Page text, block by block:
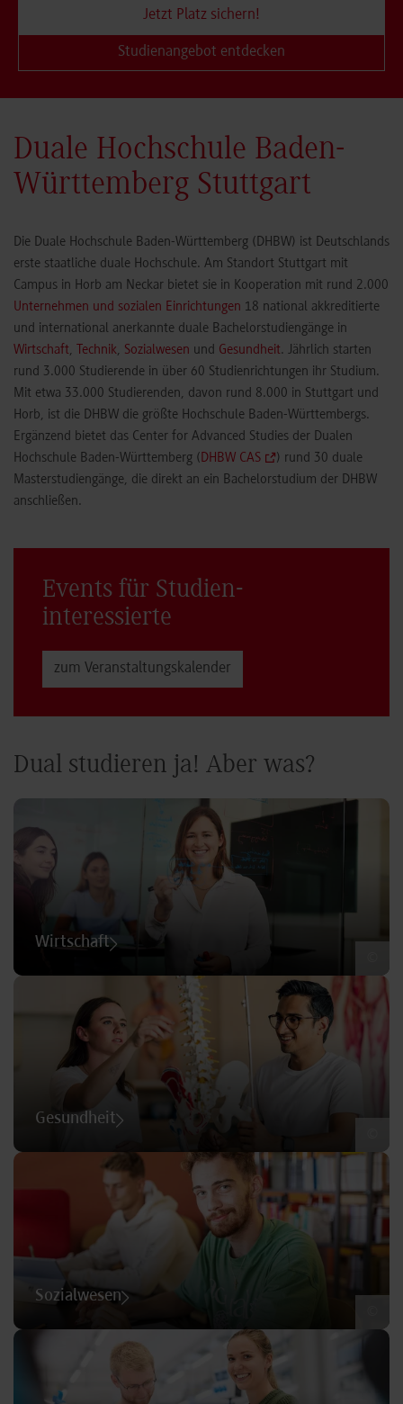
Jetzt Platz sichern!
Studienangebot entdecken
Duale Hochschule Baden-
Württemberg Stuttgart
Die Duale Hochschule Baden-Württemberg (DHBW) ist Deutschlands
erste staatliche duale Hochschule. Am Standort Stuttgart mit
Campus in Horb am Neckar bietet sie in Kooperation mit rund 2.000
Unternehmen und sozialen Einrichtungen 18 national akkreditierte
und international anerkannte duale Bachelorstudiengänge in
Wirtschaft, Technik, Sozialwesen und Gesundheit. Jährlich starten
rund 3.000 Studierende in über 60 Studienrichtungen ihr Studium.
Mit etwa 33.000 Studierenden, davon rund 8.000 in Stuttgart und
Horb, ist die DHBW die größte Hochschule Baden-Württembergs.
Ergänzend bietet das Center for Advanced Studies der Dualen
Hochschule Baden-Württemberg (DHBW CAS
) rund 30 duale
Masterstudiengänge, die direkt an ein Bachelorstudium der DHBW
anschließen.
Events für Studien­
interessierte
zum Veranstaltungs­kalender
Dual studieren ja! Aber was?
Wirtschaft
Gesundheit
Sozialwesen